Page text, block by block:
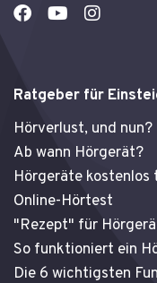
F
b
o
o
k
Y
u
b
e
I
a
g
r
a
m
Ratgeber für
Hörverlust, und nun?
Ab wann Hörgerät?
Hörgeräte kostenlos
Online-Hörtest
"Rezept" für
So funktioniert ein
Die 6 wichtigsten